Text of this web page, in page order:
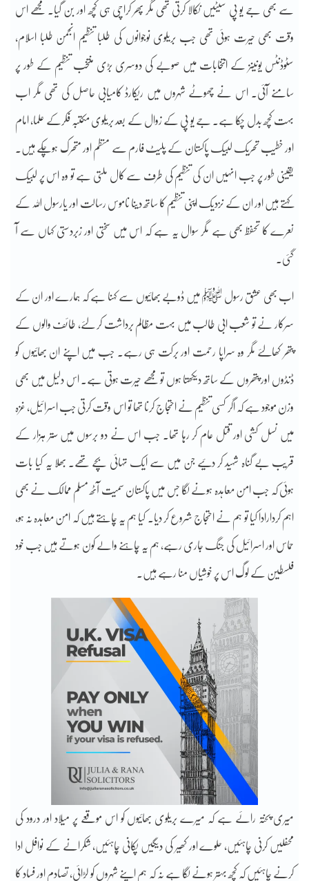
سے بھی جے یو پی سیٹیں نکالا کرتی تھی مگر پھر کراچی ہی کچھ اور بن گیا۔ مجھے اس
وقت بھی حیرت ہوئی تھی جب بریلوی نوجوانوں کی طلبا تنظیم انجمن طلبا اسلام،
سٹوڈنٹس یونینز کے انتخابات میں صوبے کی دوسری بڑی منتخب تنظیم کے طور پر
سامنے آئی۔ اس نے چھوٹے شہروں میں ریکارڈ کامیابی حاصل کی تھی مگر اب
بہت کچھ بدل چکا ہے۔ جے یو پی کے زوال کے بعد بریلوی مکتبہ فکرکے علما، امام
اور خطیب تحریک لبیک پاکستان کے پلیٹ فارم سے منظم اور متحرک ہوچکے ہیں۔
یقینی طور پر جب انہیں ان کی تنظیم کی طرف سے کال ملتی ہے تو وہ اس پر لبیک
کہتے ہیں اور ان کے نزدیک اپنی تنظیم کا ساتھ دینا ناموس رسالت اور یارسول اللہ کے
نعرے کا تحفظ بھی ہے مگر سوال یہ ہے کہ اس میں سختی اور زبردستی کہاں سے آ
گئی۔
اب بھی عشق رسول ﷺ میں ڈوبے بھائیوں سے کہنا ہے کہ ہمارے اور ان کے
سرکار نے تو شعب ابی طالب میں بہت مظالم برداشت کر لئے، طائف والوں کے
پتھر کھالئے مگر وہ سراپا رحمت اور برکت ہی رہے۔ جب میں اپنے ان بھائیوں کو
ڈنڈوں اور پتھروں کے ساتھ دیکھتا ہوں تو مجھے حیرت ہوتی ہے۔ اس دلیل میں بھی
وزن موجود ہے کہ اگر کسی تنظیم نے احتجاج کرنا تھا تو اس وقت کرتی جب اسرائیل، غزہ
میں نسل کشی اور قتل عام کر رہا تھا۔ جب اس نے دو برسوں میں ستر ہزار کے
قریب بے گناہ شہید کر دئیے جن میں سے ایک تہائی بچے تھے۔ بھلا یہ کیا بات
ہوئی کہ جب امن معاہدہ ہونے لگا جس میں پاکستان سمیت آٹھ مسلم ممالک نے بھی
اہم کردارادا کیا تو ہم نے احتجاج شروع کر دیا۔ کیا ہم یہ چاہتے ہیں کہ امن معاہدہ نہ ہو،
حماس اور اسرائیل کی جنگ جاری رہے، ہم یہ چاہنے والے کون ہوتے ہیں جب خود
فلسطین کے لوگ اس پر خوشیاں منا رہے ہیں۔
میری پختہ رائے ہے کہ میرے بریلوی بھائیوں کو اس موقعے پر میلاد اور درود کی
محفلیں کرنی چاہئیں، حلوے اور کھیر کی دیگیں پکانی چاہئیں، شکرانے کے نوافل ادا
کرنے چاہئیں کہ کچھ بہتر ہونے لگا ہے نہ کہ ہم اپنے شہروں کو لڑائی، تصادم اور فساد کا